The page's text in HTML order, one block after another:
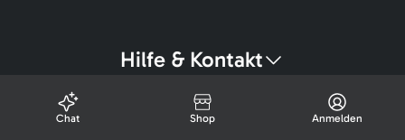
Hilfe & Kontakt
Chat Shop Anmelden